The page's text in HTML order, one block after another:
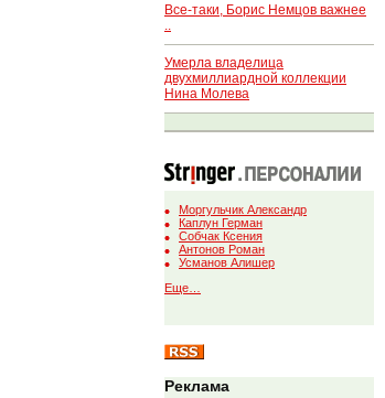
Все-таки, Борис Немцов важнее
Умерла владелица
двухмиллиардной коллекции
Нина Молева
Моргульчик Александр
Каплун Герман
Собчак Ксения
Антонов Роман
Усманов Алишер
Еще…
Реклама